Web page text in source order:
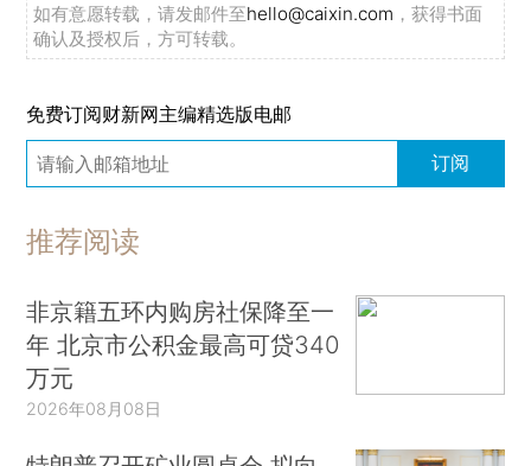
如有意愿转载，请发邮件至hello@caixin.com ，获得书面
确认及授权后，方可转载。
免费订阅财新网主编精选版电邮
订阅
推荐阅读
非京籍五环内购房社保降至一
年 北京市公积金最高可贷340
万元
2026年08月08日